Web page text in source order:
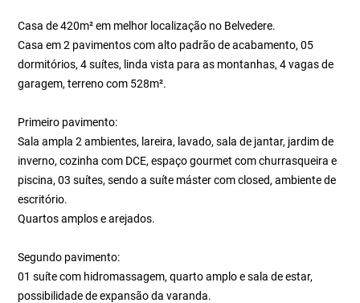
Casa de 420m² em melhor localização no Belvedere.
Casa em 2 pavimentos com alto padrão de acabamento, 05
dormitórios, 4 suítes, linda vista para as montanhas, 4 vagas de
garagem, terreno com 528m².
Primeiro pavimento:
Sala ampla 2 ambientes, lareira, lavado, sala de jantar, jardim de
inverno, cozinha com DCE, espaço gourmet com churrasqueira e
piscina, 03 suítes, sendo a suíte máster com closed, ambiente de
escritório.
Quartos amplos e arejados.
Segundo pavimento:
01 suíte com hidromassagem, quarto amplo e sala de estar,
possibilidade de expansão da varanda.